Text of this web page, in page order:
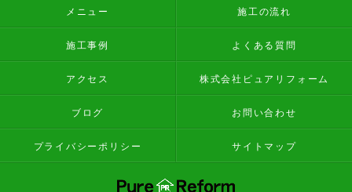
メニュー 施工の流れ
施工事例 よくある質問
アクセス 株式会社ピュアリフォーム
ブログ お問い合わせ
プライバシーポリシー サイトマップ